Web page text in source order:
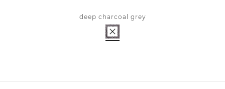
deep charcoal grey